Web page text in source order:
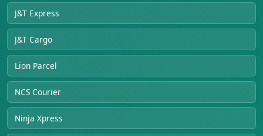
J&T Express
J&T Cargo
Lion Parcel
NCS Courier
Ninja Xpress